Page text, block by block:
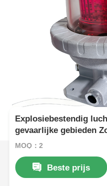
Explosiebestendig
gevaarlijke gebieden
MOQ：2
Beste prijs